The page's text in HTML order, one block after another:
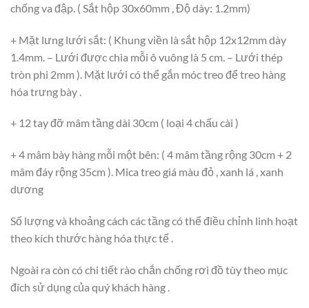
chống va đập. ( Sắt hộp 30x60mm , Độ dày: 1.2mm)
+ Mặt lưng lưới sắt: ( Khung viền là sắt hộp 12x12mm dày
1.4mm. – Lưới được chia mỗi ô vuông là 5 cm. – Lưới thép
tròn phi 2mm ). Mặt lưới có thể gắn móc treo để treo hàng
hóa trưng bày .
+ 12 tay đỡ mâm tầng dài 30cm ( loại 4 chấu cài )
+ 4 mâm bày hàng mỗi một bên: ( 4 mâm tầng rộng 30cm + 2
mâm đáy rộng 35cm ). Mica treo giá màu đỏ , xanh lá , xanh
dương
Số lượng và khoảng cách các tầng có thể điều chỉnh linh hoạt
theo kích thước hàng hóa thực tế .
Ngoài ra còn có chi tiết rào chắn chống rơi đồ tùy theo mục
đích sử dụng của quý khách hàng .